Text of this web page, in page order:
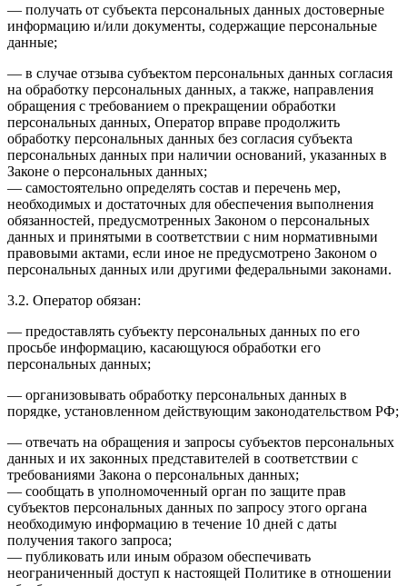
— получать от субъекта персональных данных достоверные
информацию и/или документы, содержащие персональные
данные;
— в случае отзыва субъектом персональных данных согласия
на обработку персональных данных, а также, направления
обращения с требованием о прекращении обработки
персональных данных, Оператор вправе продолжить
обработку персональных данных без согласия субъекта
персональных данных при наличии оснований, указанных в
Законе о персональных данных;
— самостоятельно определять состав и перечень мер,
необходимых и достаточных для обеспечения выполнения
обязанностей, предусмотренных Законом о персональных
данных и принятыми в соответствии с ним нормативными
правовыми актами, если иное не предусмотрено Законом о
персональных данных или другими федеральными законами.
3.2. Оператор обязан:
— предоставлять субъекту персональных данных по его
просьбе информацию, касающуюся обработки его
персональных данных;
— организовывать обработку персональных данных в
порядке, установленном действующим законодательством РФ;
— отвечать на обращения и запросы субъектов персональных
данных и их законных представителей в соответствии с
требованиями Закона о персональных данных;
— сообщать в уполномоченный орган по защите прав
субъектов персональных данных по запросу этого органа
необходимую информацию в течение 10 дней с даты
получения такого запроса;
— публиковать или иным образом обеспечивать
неограниченный доступ к настоящей Политике в отношении